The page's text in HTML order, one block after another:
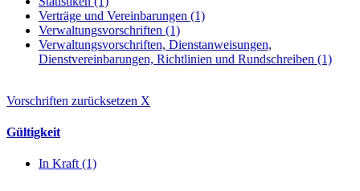
Verträge und Vereinbarungen (1)
Verwaltungsvorschriften (1)
Verwaltungsvorschriften, Dienstanweisungen,
Dienstvereinbarungen, Richtlinien und Rundschreiben (1)
Vorschriften zurücksetzen X
Gültigkeit
In Kraft (1)